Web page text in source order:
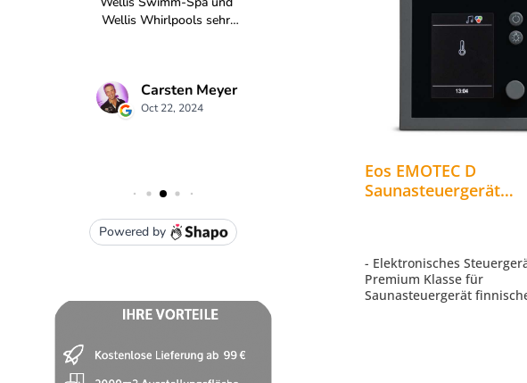
Eos EMOTEC D
Saunasteuergerät
- Elektronisches
Premium Klasse für
Saunasteuergerät